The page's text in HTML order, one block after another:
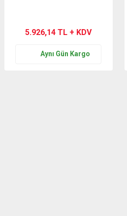
5.926,14 TL + KDV
Aynı Gün Kargo